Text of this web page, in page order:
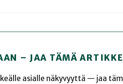
– JAA TÄMÄ
asialle näkyvyyttä — jaa